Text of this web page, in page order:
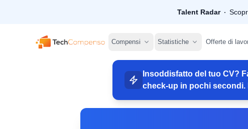
Talent Radar
TechCompenso
Compensi Statistiche Offerte di
Insoddisfatto del tuo CV?
check-up in pochi